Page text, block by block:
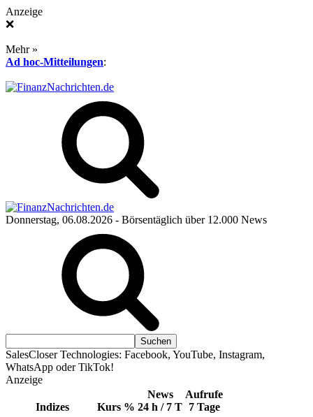
Anzeige
❌
Mehr »
Ad hoc-Mitteilungen:
Donnerstag, 06.08.2026 - Börsentäglich über 12.000 News
SalesCloser Technologies: Facebook, YouTube, Instagram,
WhatsApp oder TikTok!
Anzeige
Indizes Kurs %
News
24 h / 7 T
Aufrufe
7 Tage